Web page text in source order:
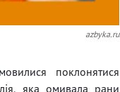
azbyka.ru
поклонятися
яка омивала рани